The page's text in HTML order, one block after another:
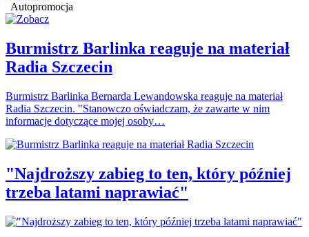
Autopromocja
Burmistrz Barlinka reaguje na materiał
Radia Szczecin
Burmistrz Barlinka Bernarda Lewandowska reaguje na materiał
Radia Szczecin. "Stanowczo oświadczam, że zawarte w nim
informacje dotyczące mojej osoby…
"Najdroższy zabieg to ten, który później
trzeba latami naprawiać"